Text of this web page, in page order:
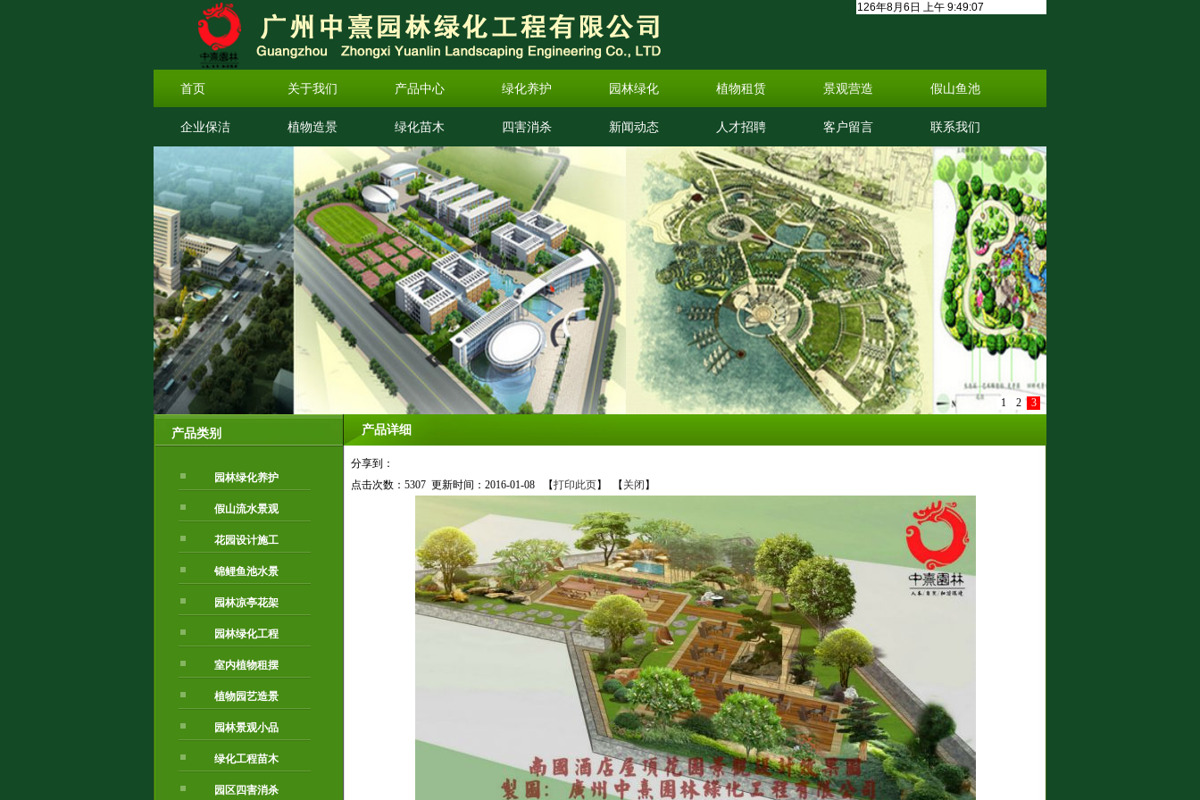
首页 关于我们 产品中心 绿化养护 园林绿化 植物租赁 景观营造 假山鱼池
企业保洁 植物造景 绿化苗木 四害消杀 新闻动态 人才招聘 客户留言 联系我们
1 2 3
产品类别
园林绿化养护
假山流水景观
花园设计施工
锦鲤鱼池水景
园林凉亭花架
园林绿化工程
室内植物租摆
植物园艺造景
园林景观小品
绿化工程苗木
园区四害消杀
产品详细
分享到：
点击次数： 5307 更新时间：2016-01-08 【打印此页】 【 关闭 】